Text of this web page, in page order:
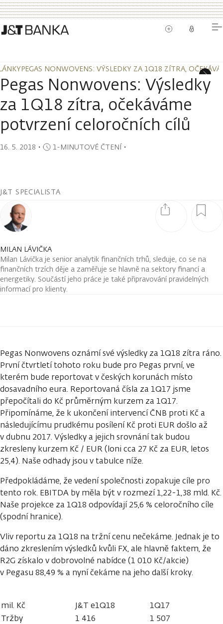
PEGAS NONWOVENS: VÝSLEDKY ZA 1Q18 ZÍTRA,
PEGAS NONWOVENS: VÝSLEDKY ZA 1Q18 ZÍTRA,
Pegas Nonwovens: Výsledky
za 1Q18 zítra, očekáváme
potvrzení celoročních cílů
16. 5. 2018 ・ 1-MINUTOVÉ ČTENÍ・
J&T SPECIALISTA
MILAN LÁVIČKA
Milan Lávička je senior analytik finančních trhů, sleduje, co se na
finančních trzích děje a zaměřuje se hlavně na sektory financí a
energetiky. Součástí jeho práce je také připravování pravidelných
informací pro klienty.
Pegas Nonwovens oznámí své výsledky za 1Q18 zítra ráno.
První čtvrtletí tohoto roku bude pro Pegas první, ve
kterém bude reportovat v českých korunách místo
dosavadního eura. Reportovaná čísla za 1Q17 jsme
přepočítali do Kč průměrným kurzem za 1Q17.
Připomínáme, že k ukončení intervencí ČNB proti Kč a
následujícímu prudkému posílení Kč proti EUR došlo až
v dubnu 2017. Výsledky a jejich srovnání tak budou
zkresleny kurzem Kč / EUR (loni cca 27 Kč za EUR, letos
25,4). Naše odhady jsou v tabulce níže.
Předpokládáme, že vedení společnosti zopakuje cíle pro
tento rok. EBITDA by měla být v rozmezí 1,22-1,38 mld. Kč.
Naše projekce za 1Q18 odpovídají 25,6 % celoročního cíle
(spodní hranice).
Vliv reportu za 1Q18 na tržní cenu nečekáme. Jednak je to
dáno zkreslením výsledků kvůli FX, ale hlavně faktem, že
R2G získalo v dobrovolné nabídce (1 010 Kč/akcie)
v Pegasu 88,49 % a nyní čekáme na jeho další kroky.
mil. Kč J&T e1Q18
1Q17
Tržby
1 416
1 507